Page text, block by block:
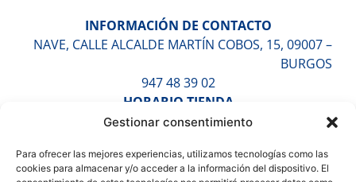
Gestionar consentimiento
Para ofrecer las mejores experiencias, utilizamos tecnologías como las
cookies para almacenar y/o acceder a la información del dispositivo. El
INFORMACIÓN DE CONTACTO
NAVE, CALLE ALCALDE MARTÍN COBOS, 15, 09007 –
BURGOS
947 48 39 02
HORARIO TIENDA
LUNES A VIERNES DE 9:30H A 13:30H Y DE 16:30H A
SÁBADOS DE 10:00H A 14:00H (CITA PREVIA)
HORARIO ALMACÉN